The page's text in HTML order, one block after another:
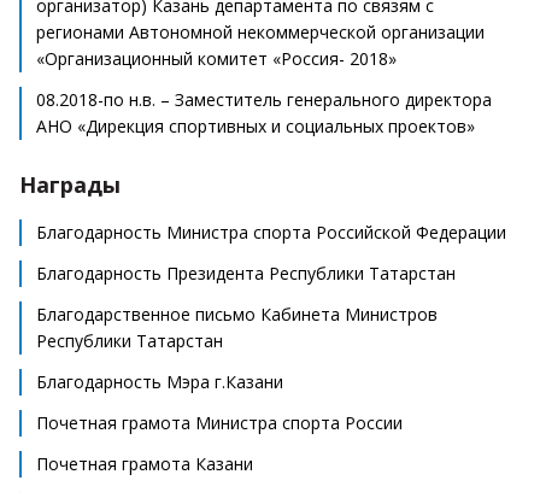
организатор) Казань департамента по связям с
регионами Автономной некоммерческой организации
«Организационный комитет «Россия- 2018»
08.2018-по н.в. – Заместитель генерального директора
АНО «Дирекция спортивных и социальных проектов»
Награды
Благодарность Министра спорта Российской Федерации
Благодарность Президента Республики Татарстан
Благодарственное письмо Кабинета Министров
Республики Татарстан
Благодарность Мэра г.Казани
Почетная грамота Министра спорта России
Почетная грамота Казани